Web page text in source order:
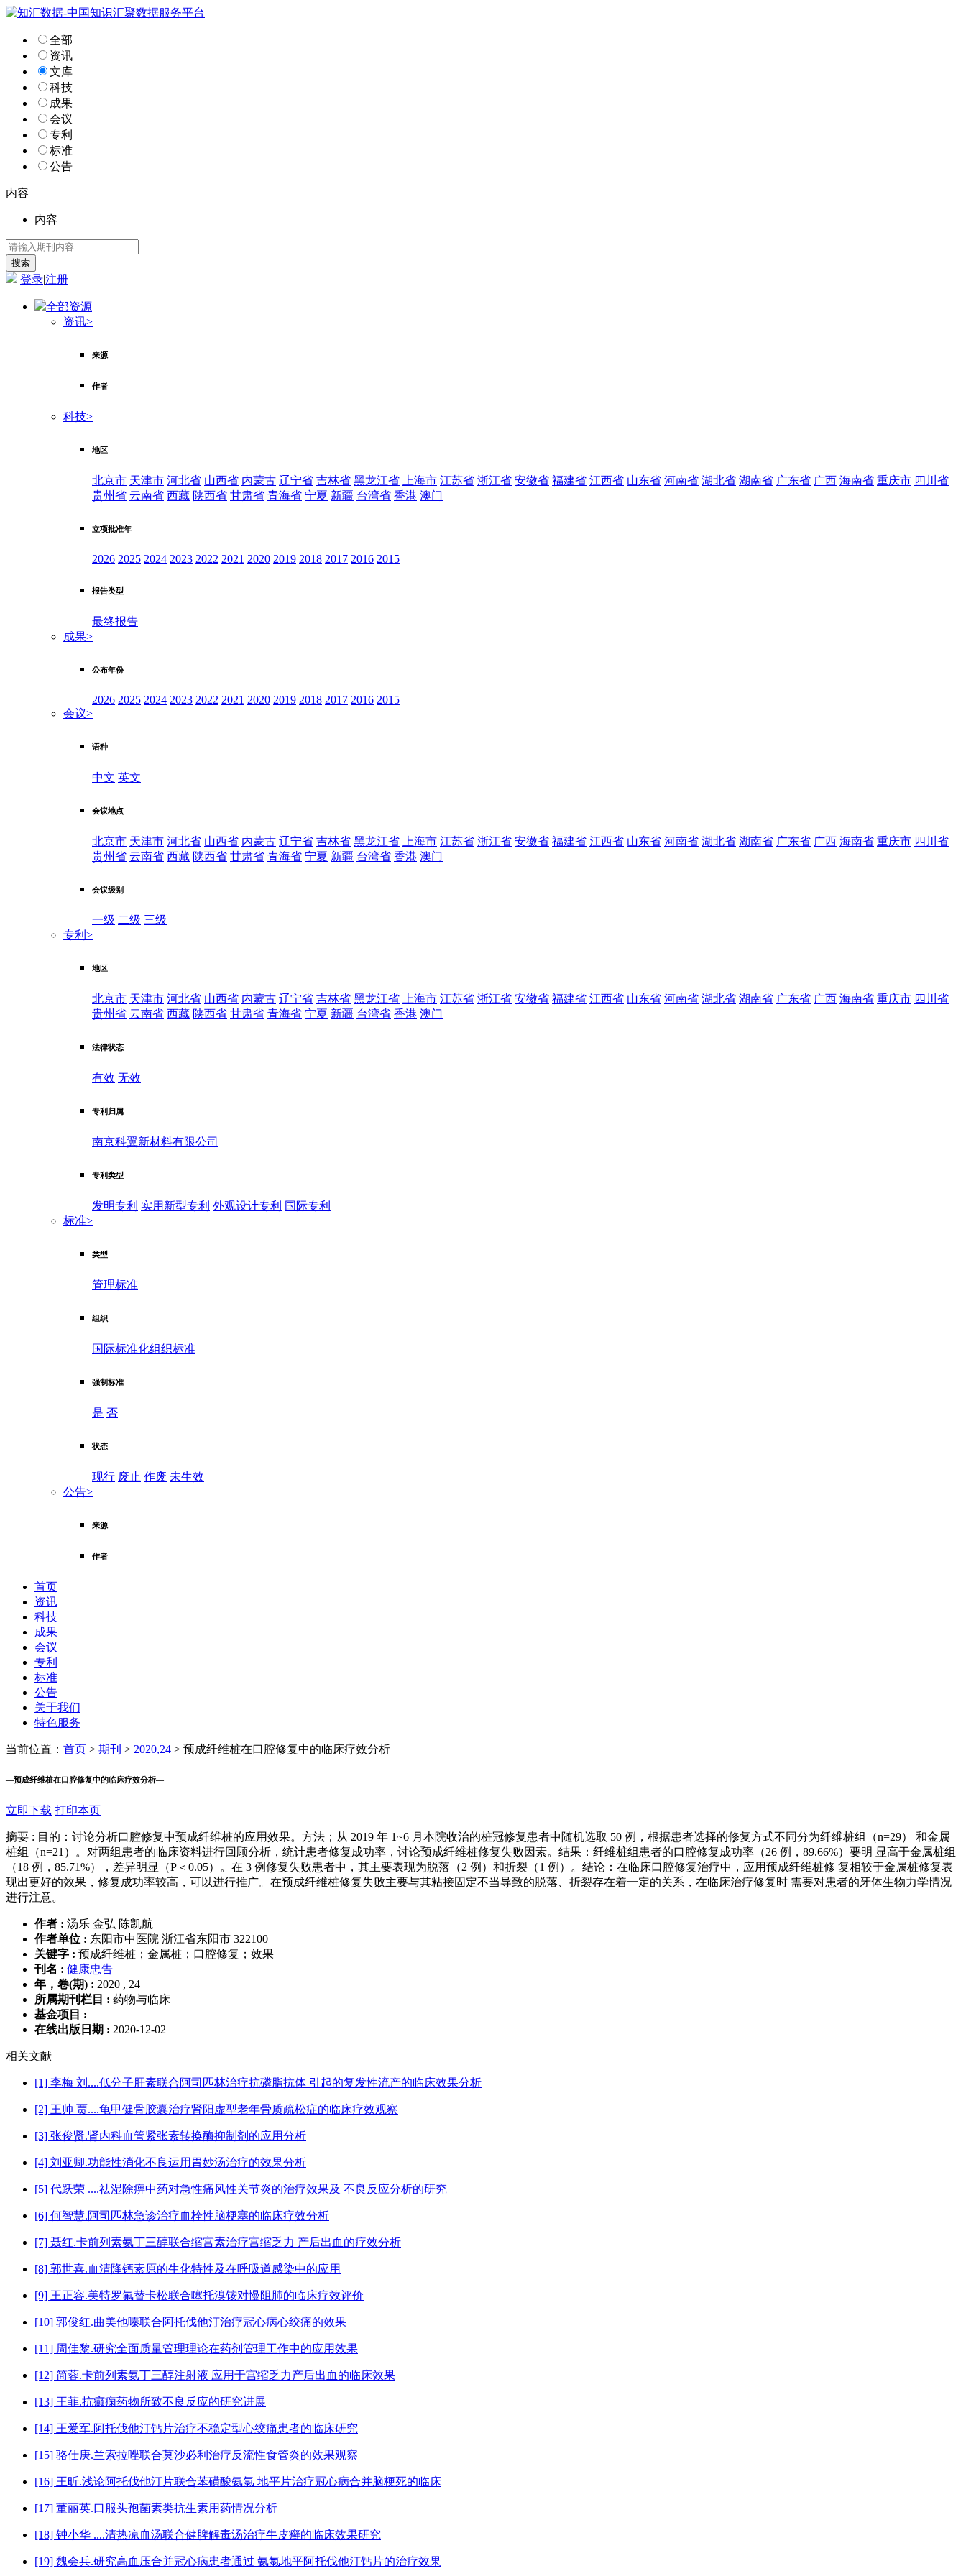
全部
资讯
文库
科技
成果
会议
专利
标准
公告
内容
内容
登录|注册
全部资源
资讯>
来源
作者
科技>
地区
北京市 天津市 河北省 山西省 内蒙古 辽宁省 吉林省 黑龙江省 上海市 江苏省 浙江省 安徽省 福建省 江西省 山东省 河南省 湖北省 湖南省 广东省 广西 海南省 重庆市 四川省
贵州省 云南省 西藏 陕西省 甘肃省 青海省 宁夏 新疆 台湾省 香港 澳门
立项批准年
2026 2025 2024 2023 2022 2021 2020 2019 2018 2017 2016 2015
报告类型
最终报告
成果>
公布年份
2026 2025 2024 2023 2022 2021 2020 2019 2018 2017 2016 2015
会议>
语种
中文 英文
会议地点
北京市 天津市 河北省 山西省 内蒙古 辽宁省 吉林省 黑龙江省 上海市 江苏省 浙江省 安徽省 福建省 江西省 山东省 河南省 湖北省 湖南省 广东省 广西 海南省 重庆市 四川省
贵州省 云南省 西藏 陕西省 甘肃省 青海省 宁夏 新疆 台湾省 香港 澳门
会议级别
一级 二级 三级
专利 >
地区
北京市 天津市 河北省 山西省 内蒙古 辽宁省 吉林省 黑龙江省 上海市 江苏省 浙江省 安徽省 福建省 江西省 山东省 河南省 湖北省 湖南省 广东省 广西 海南省 重庆市 四川省
贵州省 云南省 西藏 陕西省 甘肃省 青海省 宁夏 新疆 台湾省 香港 澳门
法律状态
有效 无效
专利归属
南京科翼新材料有限公司
专利类型
发明专利 实用新型专利 外观设计专利 国际专利
标准>
类型
管理标准
组织
国际标准化组织标准
强制标准
是 否
状态
现行 废止 作废 未生效
公告>
来源
作者
首页
资讯
科技
成果
会议
专利
标准
公告
关于我们
特色服务
当前位置： 首页 > 期刊 > 2020,24 > 预成纤维桩在口腔修复中的临床疗效分析
—预成纤维桩在口腔修复中的临床疗效分析—
立即下载 打印本页
摘要 : 目的：讨论分析口腔修复中预成纤维桩的应用效果。方法；从 2019 年 1~6 月本院收治的桩冠修复患者中随机选取 50 例，根据患者选择的修复方式不同分为纤维桩组（n=29） 和金属
桩组（n=21）。对两组患者的临床资料进行回顾分析，统计患者修复成功率，讨论预成纤维桩修复失败因素。结果：纤维桩组患者的口腔修复成功率（26 例，89.66%）要明 显高于金属桩组
（18 例，85.71%），差异明显（P＜0.05）。在 3 例修复失败患者中，其主要表现为脱落（2 例）和折裂（1 例）。结论：在临床口腔修复治疗中，应用预成纤维桩修 复相较于金属桩修复表
现出更好的效果，修复成功率较高，可以进行推广。在预成纤维桩修复失败主要与其粘接固定不当导致的脱落、折裂存在着一定的关系，在临床治疗修复时 需要对患者的牙体生物力学情况
进行注意。
作者 : 汤乐 金弘 陈凯航
作者单位 : 东阳市中医院 浙江省东阳市 322100
关键字 : 预成纤维桩；金属桩；口腔修复；效果
刊名 : 健康忠告
年，卷(期) : 2020 , 24
所属期刊栏目 : 药物与临床
基金项目 :
在线出版日期 : 2020-12-02
相关文献
[1] 李梅 刘....低分子肝素联合阿司匹林治疗抗磷脂抗体 引起的复发性流产的临床效果分析
[2] 王帅 贾....龟甲健骨胶囊治疗肾阳虚型老年骨质疏松症的临床疗效观察
[3] 张俊贤.肾内科血管紧张素转换酶抑制剂的应用分析
[4] 刘亚卿.功能性消化不良运用胃妙汤治疗的效果分析
[5] 代跃荣 ....祛湿除痹中药对急性痛风性关节炎的治疗效果及 不良反应分析的研究
[6] 何智慧.阿司匹林急诊治疗血栓性脑梗塞的临床疗效分析
[7] 聂红.卡前列素氨丁三醇联合缩宫素治疗宫缩乏力 产后出血的疗效分析
[8] 郭世喜.血清降钙素原的生化特性及在呼吸道感染中的应用
[9] 王正容.美特罗氟替卡松联合噻托溴铵对慢阻肺的临床疗效评价
[10] 郭俊红.曲美他嗪联合阿托伐他汀治疗冠心病心绞痛的效果
[11] 周佳黎.研究全面质量管理理论在药剂管理工作中的应用效果
[12] 简蓉.卡前列素氨丁三醇注射液 应用于宫缩乏力产后出血的临床效果
[13] 王菲.抗癫痫药物所致不良反应的研究进展
[14] 王爱军.阿托伐他汀钙片治疗不稳定型心绞痛患者的临床研究
[15] 骆仕庚.兰索拉唑联合莫沙必利治疗反流性食管炎的效果观察
[16] 王昕.浅论阿托伐他汀片联合苯磺酸氨氯 地平片治疗冠心病合并脑梗死的临床
[17] 董丽英.口服头孢菌素类抗生素用药情况分析
[18] 钟小华 ....清热凉血汤联合健脾解毒汤治疗牛皮癣的临床效果研究
[19] 魏会兵.研究高血压合并冠心病患者通过 氨氯地平阿托伐他汀钙片的治疗效果